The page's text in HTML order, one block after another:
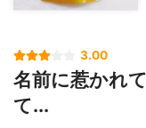
3.00
名前に惹かれ
て...